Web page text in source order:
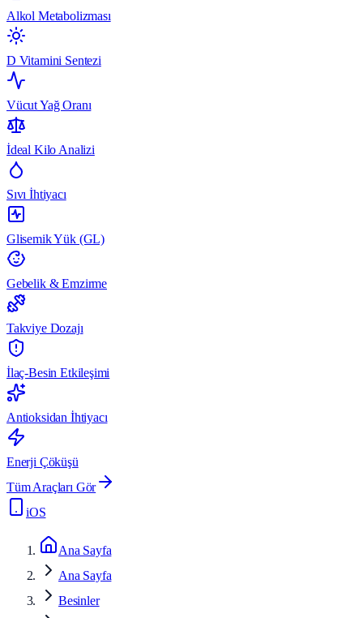
Alkol Metabolizması
D Vitamini Sentezi
Vücut Yağ Oranı
İdeal Kilo Analizi
Sıvı İhtiyacı
Glisemik Yük (GL)
Gebelik & Emzirme
Takviye Dozajı
İlaç-Besin Etkileşimi
Antioksidan İhtiyacı
Enerji Çöküşü
Tüm Araçları Gör
iOS
Ana Sayfa
Ana Sayfa
Besinler